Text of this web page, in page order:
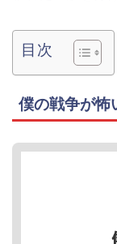
目次
僕の戦争が怖